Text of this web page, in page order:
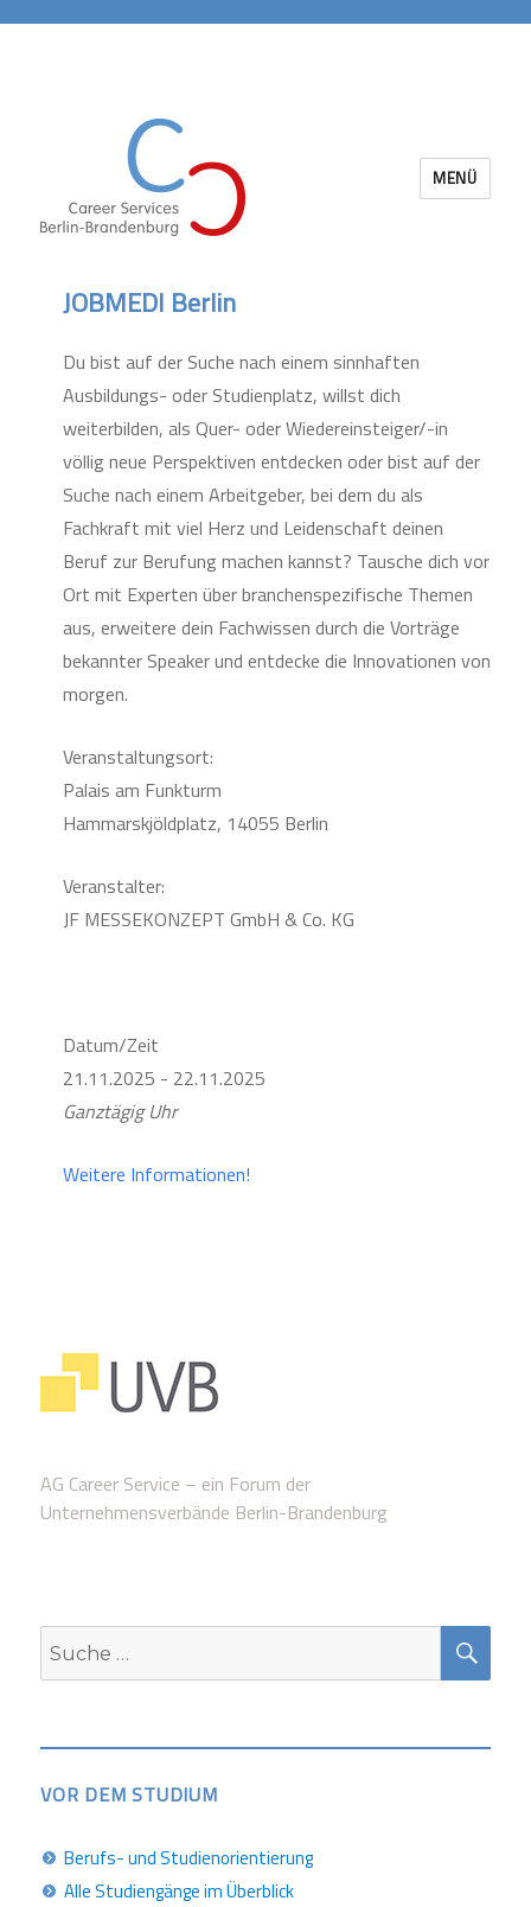
MENÜ
JOBMEDI Berlin
Du bist auf der Suche nach einem sinnhaften
Ausbildungs- oder Studienplatz, willst dich
weiterbilden, als Quer- oder Wiedereinsteiger/-in
völlig neue Perspektiven entdecken oder bist auf der
Suche nach einem Arbeitgeber, bei dem du als
Fachkraft mit viel Herz und Leidenschaft deinen
Beruf zur Berufung machen kannst? Tausche dich vor
Ort mit Experten über branchenspezifische Themen
aus, erweitere dein Fachwissen durch die Vorträge
bekannter Speaker und entdecke die Innovationen von
morgen.
Veranstaltungsort:
Palais am Funkturm
Hammarskjöldplatz, 14055 Berlin
Veranstalter:
JF MESSEKONZEPT GmbH & Co. KG
Datum/Zeit
21.11.2025 - 22.11.2025
Ganztägig Uhr
Weitere Informationen!
AG Career Service – ein Forum der
Unternehmensverbände Berlin-Brandenburg
Suche
nach:
VOR DEM STUDIUM
Berufs- und Studienorientierung
Alle Studiengänge im Überblick